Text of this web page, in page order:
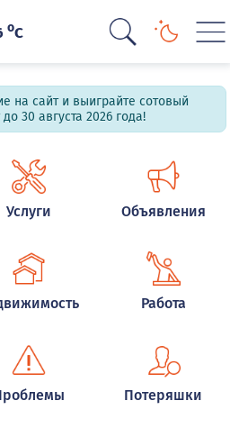
oC
на сайт и выиграйте сотовый
30 августа 2026 года!
Услуги Объявления
Работа
Потеряшки